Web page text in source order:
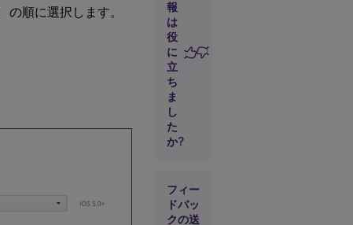
の順に選択します。
報
は
役
に
立
ち
ま
し
た
か?
フィー
ドバッ
クの送